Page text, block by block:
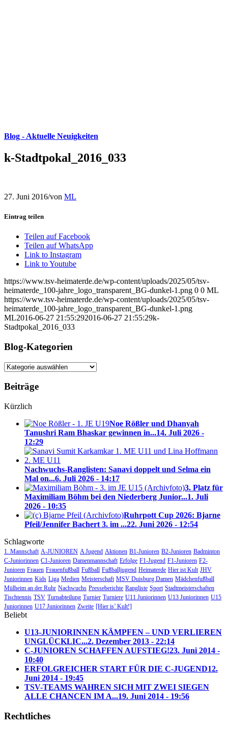
Blog - Aktuelle Neuigkeiten
k-Stadtpokal_2016_033
27. Juni 2016/von ML
Eintrag teilen
Teilen auf Facebook
Teilen auf WhatsApp
Link to Instagram
Link to Youtube
https://www.tsv-heimaterde.de/wp-content/uploads/2025/05/tsv-
heimaterde_100-jahre_logo_transparent_BG-dunkel-1.png 0 0 ML
https://www.tsv-heimaterde.de/wp-content/uploads/2025/05/tsv-
heimaterde_100-jahre_logo_transparent_BG-dunkel-1.png
ML2016-06-27 21:55:292016-06-27 21:55:29k-
Stadtpokal_2016_033
Blog-Kategorien
Blog-
Beiträge
Kürzlich
Noe Rößler und Dhanyah
Tanushri Ram Bhaskar gewinnen in...14. Juli 2026 -
12:29
Nachwuchs-Ranglisten: Sanavi doppelt und Selma ein
Mal on...6. Juli 2026 - 14:17
3. Platz für
Maximiliam Böhm bei den Niederberg Junior...1. Juli
2026 - 10:35
Ruhrpott Cup 2026: Bjarne
Pfeil/Jennifer Bachert 3. im ...22. Juni 2026 - 12:54
Schlagworte
1. Mannschaft A-JUNIOREN A Jugend Aktionen B1-Junioren B2-Junioren Badminton
C-Juniorinnen C1-Junioren Damenmannschaft Erfolge F1-Jugend F1-Junioren F2-
Junioren Frauen Frauenfußball Fußball Fußballjugend Heimaterde Hier ist Kult JHV
Juniorinnen Kids Liga Medien Meisterschaft MSV Duisburg Damen Mädchenfußball
Mülheim an der Ruhr Nachwuchs Presseberichte Rangliste Sport Stadtmeisterschaften
Tischtennis TSV Turnabteilung Turnier Turniere U11 Juniorinnen U13 Juniorinnen U15
Juniorinnen U17 Juniorinnen Zweite [Hier is’ Kult!]
Beliebt
U13-JUNIORINNEN KÄMPFEN – UND VERLIEREN
UNGLÜCKLIC...2. Dezember 2013 - 22:14
C-JUNIOREN SCHAFFEN AUFSTIEG!23. Juni 2014 -
10:40
ERFOLGREICHER START FÜR DIE C-JUGEND12.
Juni 2014 - 19:45
TSV-TEAMS WAHREN SICH MIT ZWEI SIEGEN
ALLE CHANCEN IM A...19. Juni 2014 - 19:56
Rechtliches